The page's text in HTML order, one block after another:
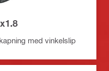
med vinkelslip